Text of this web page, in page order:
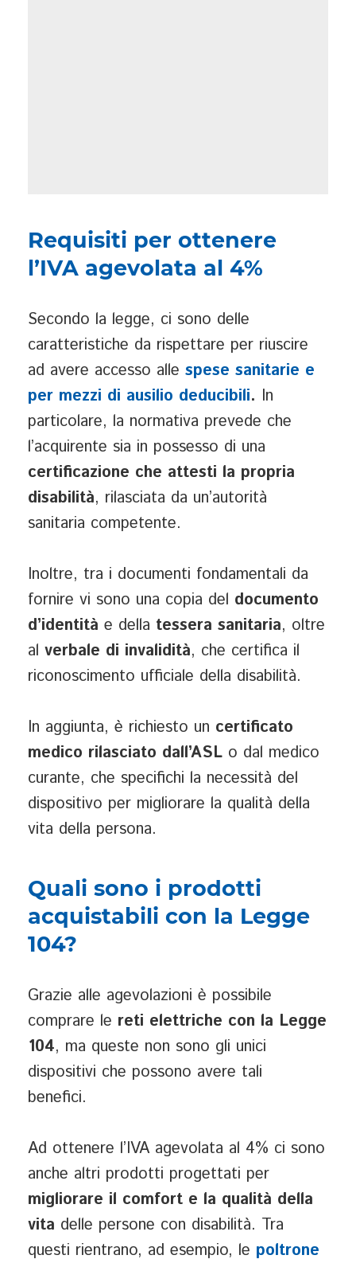
Requisiti per ottenere
l’IVA agevolata al 4%
Secondo la legge, ci sono delle
caratteristiche da rispettare per riuscire
ad avere accesso alle spese sanitarie e
per mezzi di ausilio deducibili. In
particolare, la normativa prevede che
l’acquirente sia in possesso di una
certificazione che attesti la propria
disabilità, rilasciata da un’autorità
sanitaria competente.
Inoltre, tra i documenti fondamentali da
fornire vi sono una copia del documento
d’identità e della tessera sanitaria, oltre
al verbale di invalidità, che certifica il
riconoscimento ufficiale della disabilità.
In aggiunta, è richiesto un certificato
medico rilasciato dall’ASL o dal medico
curante, che specifichi la necessità del
dispositivo per migliorare la qualità della
vita della persona.
Quali sono i prodotti
acquistabili con la Legge
104?
Grazie alle agevolazioni è possibile
comprare le reti elettriche con la Legge
104, ma queste non sono gli unici
dispositivi che possono avere tali
benefici.
Ad ottenere l’IVA agevolata al 4% ci sono
anche altri prodotti progettati per
migliorare il comfort e la qualità della
vita delle persone con disabilità. Tra
questi rientrano, ad esempio, le poltrone